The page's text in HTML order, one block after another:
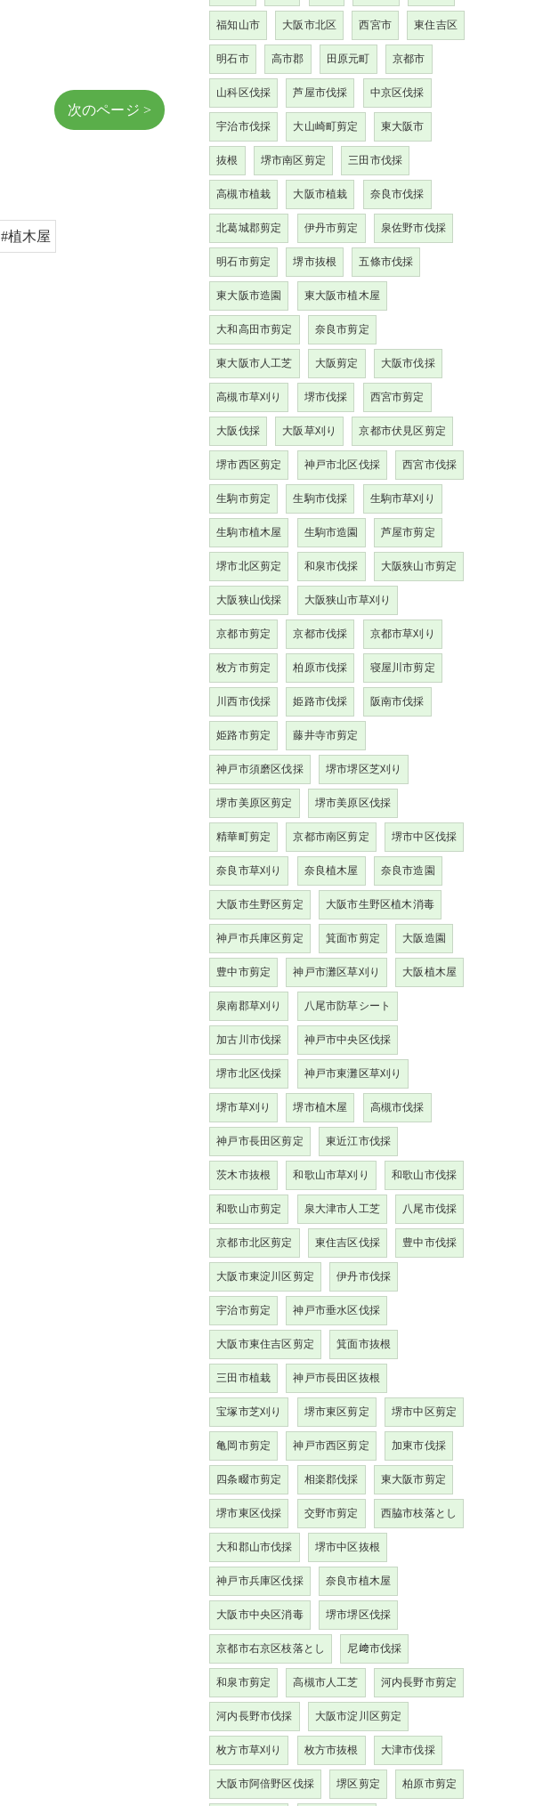
次のページ >
#植木屋
福知山市 大阪市北区 西宮市 東住吉区
明石市 高市郡 田原元町 京都市
山科区伐採 芦屋市伐採 中京区伐採
宇治市伐採 大山崎町剪定 東大阪市
抜根 堺市南区剪定 三田市伐採
高槻市植栽 大阪市植栽 奈良市伐採
北葛城郡剪定 伊丹市剪定 泉佐野市伐採
明石市剪定 堺市抜根 五條市伐採
東大阪市造園 東大阪市植木屋
大和高田市剪定 奈良市剪定
東大阪市人工芝 大阪剪定 大阪市伐採
高槻市草刈り 堺市伐採 西宮市剪定
大阪伐採 大阪草刈り 京都市伏見区剪定
堺市西区剪定 神戸市北区伐採 西宮市伐採
生駒市剪定 生駒市伐採 生駒市草刈り
生駒市植木屋 生駒市造園 芦屋市剪定
堺市北区剪定 和泉市伐採 大阪狭山市剪定
大阪狭山伐採 大阪狭山市草刈り
京都市剪定 京都市伐採 京都市草刈り
枚方市剪定 柏原市伐採 寝屋川市剪定
川西市伐採 姫路市伐採 阪南市伐採
姫路市剪定 藤井寺市剪定
神戸市須磨区伐採 堺市堺区芝刈り
堺市美原区剪定 堺市美原区伐採
精華町剪定 京都市南区剪定 堺市中区伐採
奈良市草刈り 奈良植木屋 奈良市造園
大阪市生野区剪定 大阪市生野区植木消毒
神戸市兵庫区剪定 箕面市剪定 大阪造園
豊中市剪定 神戸市灘区草刈り 大阪植木屋
泉南郡草刈り 八尾市防草シート
加古川市伐採 神戸市中央区伐採
堺市北区伐採 神戸市東灘区草刈り
堺市草刈り 堺市植木屋 高槻市伐採
神戸市長田区剪定 東近江市伐採
茨木市抜根 和歌山市草刈り 和歌山市伐採
和歌山市剪定 泉大津市人工芝 八尾市伐採
京都市北区剪定 東住吉区伐採 豊中市伐採
大阪市東淀川区剪定 伊丹市伐採
宇治市剪定 神戸市垂水区伐採
大阪市東住吉区剪定 箕面市抜根
三田市植栽 神戸市長田区抜根
宝塚市芝刈り 堺市東区剪定 堺市中区剪定
亀岡市剪定 神戸市西区剪定 加東市伐採
四条畷市剪定 相楽郡伐採 東大阪市剪定
堺市東区伐採 交野市剪定 西脇市枝落とし
大和郡山市伐採 堺市中区抜根
神戸市兵庫区伐採 奈良市植木屋
大阪市中央区消毒 堺市堺区伐採
京都市右京区枝落とし 尼﨑市伐採
和泉市剪定 高槻市人工芝 河内長野市剪定
河内長野市伐採 大阪市淀川区剪定
枚方市草刈り 枚方市抜根 大津市伐採
大阪市阿倍野区伐採 堺区剪定 柏原市剪定